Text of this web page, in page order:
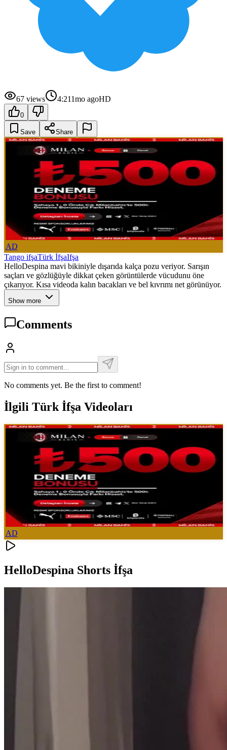
67 views 4:211mo agoHD
0
Save Share
AD
Tango ifşaTürk İfşaIfşa
HelloDespina mavi bikiniyle dışarıda kalça pozu veriyor. Sarışın
saçları ve gözlüğüyle dikkat çeken görüntülerde vücudunu öne
çıkarıyor. Kısa videoda kalın bacakları ve bel kıvrımı net görünüyor.
Show more
Comments
No comments yet. Be the first to comment!
İlgili Türk İfşa Videoları
AD
HelloDespina Shorts İfşa